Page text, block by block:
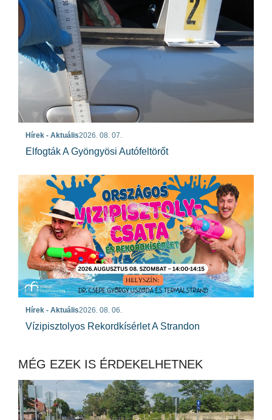
Hírek - Aktuális2026. 08. 07.
Elfogták A Gyöngyösi Autófeltörőt
Hírek - Aktuális2026. 08. 06.
Vízipisztolyos Rekordkísérlet A Strandon
MÉG EZEK IS ÉRDEKELHETNEK